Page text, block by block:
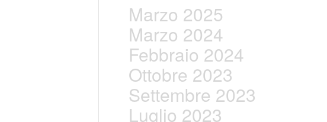
Marzo 2025
Marzo 2024
Febbraio 2024
Ottobre 2023
Settembre 2023
Luglio 2023